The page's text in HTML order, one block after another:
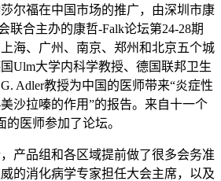
尔福在中国市场的推广，由深圳市康
联合主办的康哲-Falk论坛第24-28期
海、广州、南京、郑州和北京五个城
Ulm大学内科学教授、德国联邦卫生
Adler教授为中国的医师带来“炎症性
沙拉嗪的作用”的报告。来自十一个
的医师参加了论坛。
产品组和各区域提前做了很多会务准
的消化病学专家担任大会主席，以及